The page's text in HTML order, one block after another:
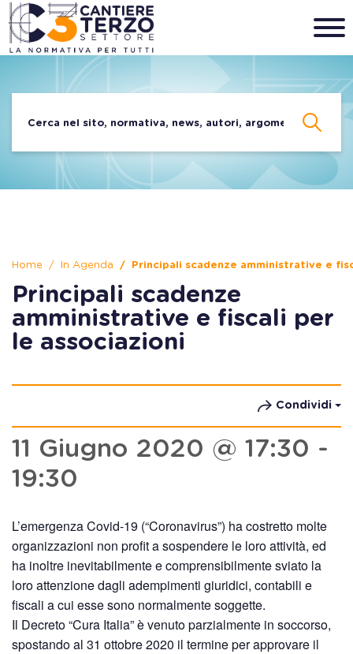
Home In Agenda Principali scadenze amministrative e
Principali scadenze
amministrative e fiscali per
le associazioni
Condividi
11 Giugno 2020 @ 17:30 -
19:30
L’emergenza Covid-19 (“Coronavirus”) ha costretto molte
organizzazioni non profit a sospendere le loro attività, ed
ha inoltre inevitabilmente e comprensibilmente sviato la
loro attenzione dagli adempimenti giuridici, contabili e
fiscali a cui esse sono normalmente soggette.
Il Decreto “Cura Italia” è venuto parzialmente in soccorso,
spostando al 31 ottobre 2020 il termine per approvare il